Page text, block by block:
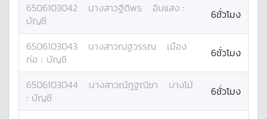
6506103042 นางสาวฐิติพร อินแสง :
บัญชี
6ชั่วโมง
6506103043 นางสาวณฐวรรณ
เมือง
ก่อ : บัญชี 6ชั่วโมง
6506103044 นางสาวณัฎฐณิชา
บางโม้
: บัญชี 6ชั่วโมง